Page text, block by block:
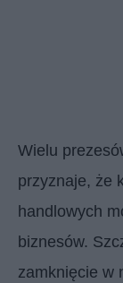
Wielu
przyznaje, że
handlowych
biznesów.
zamknięcie w